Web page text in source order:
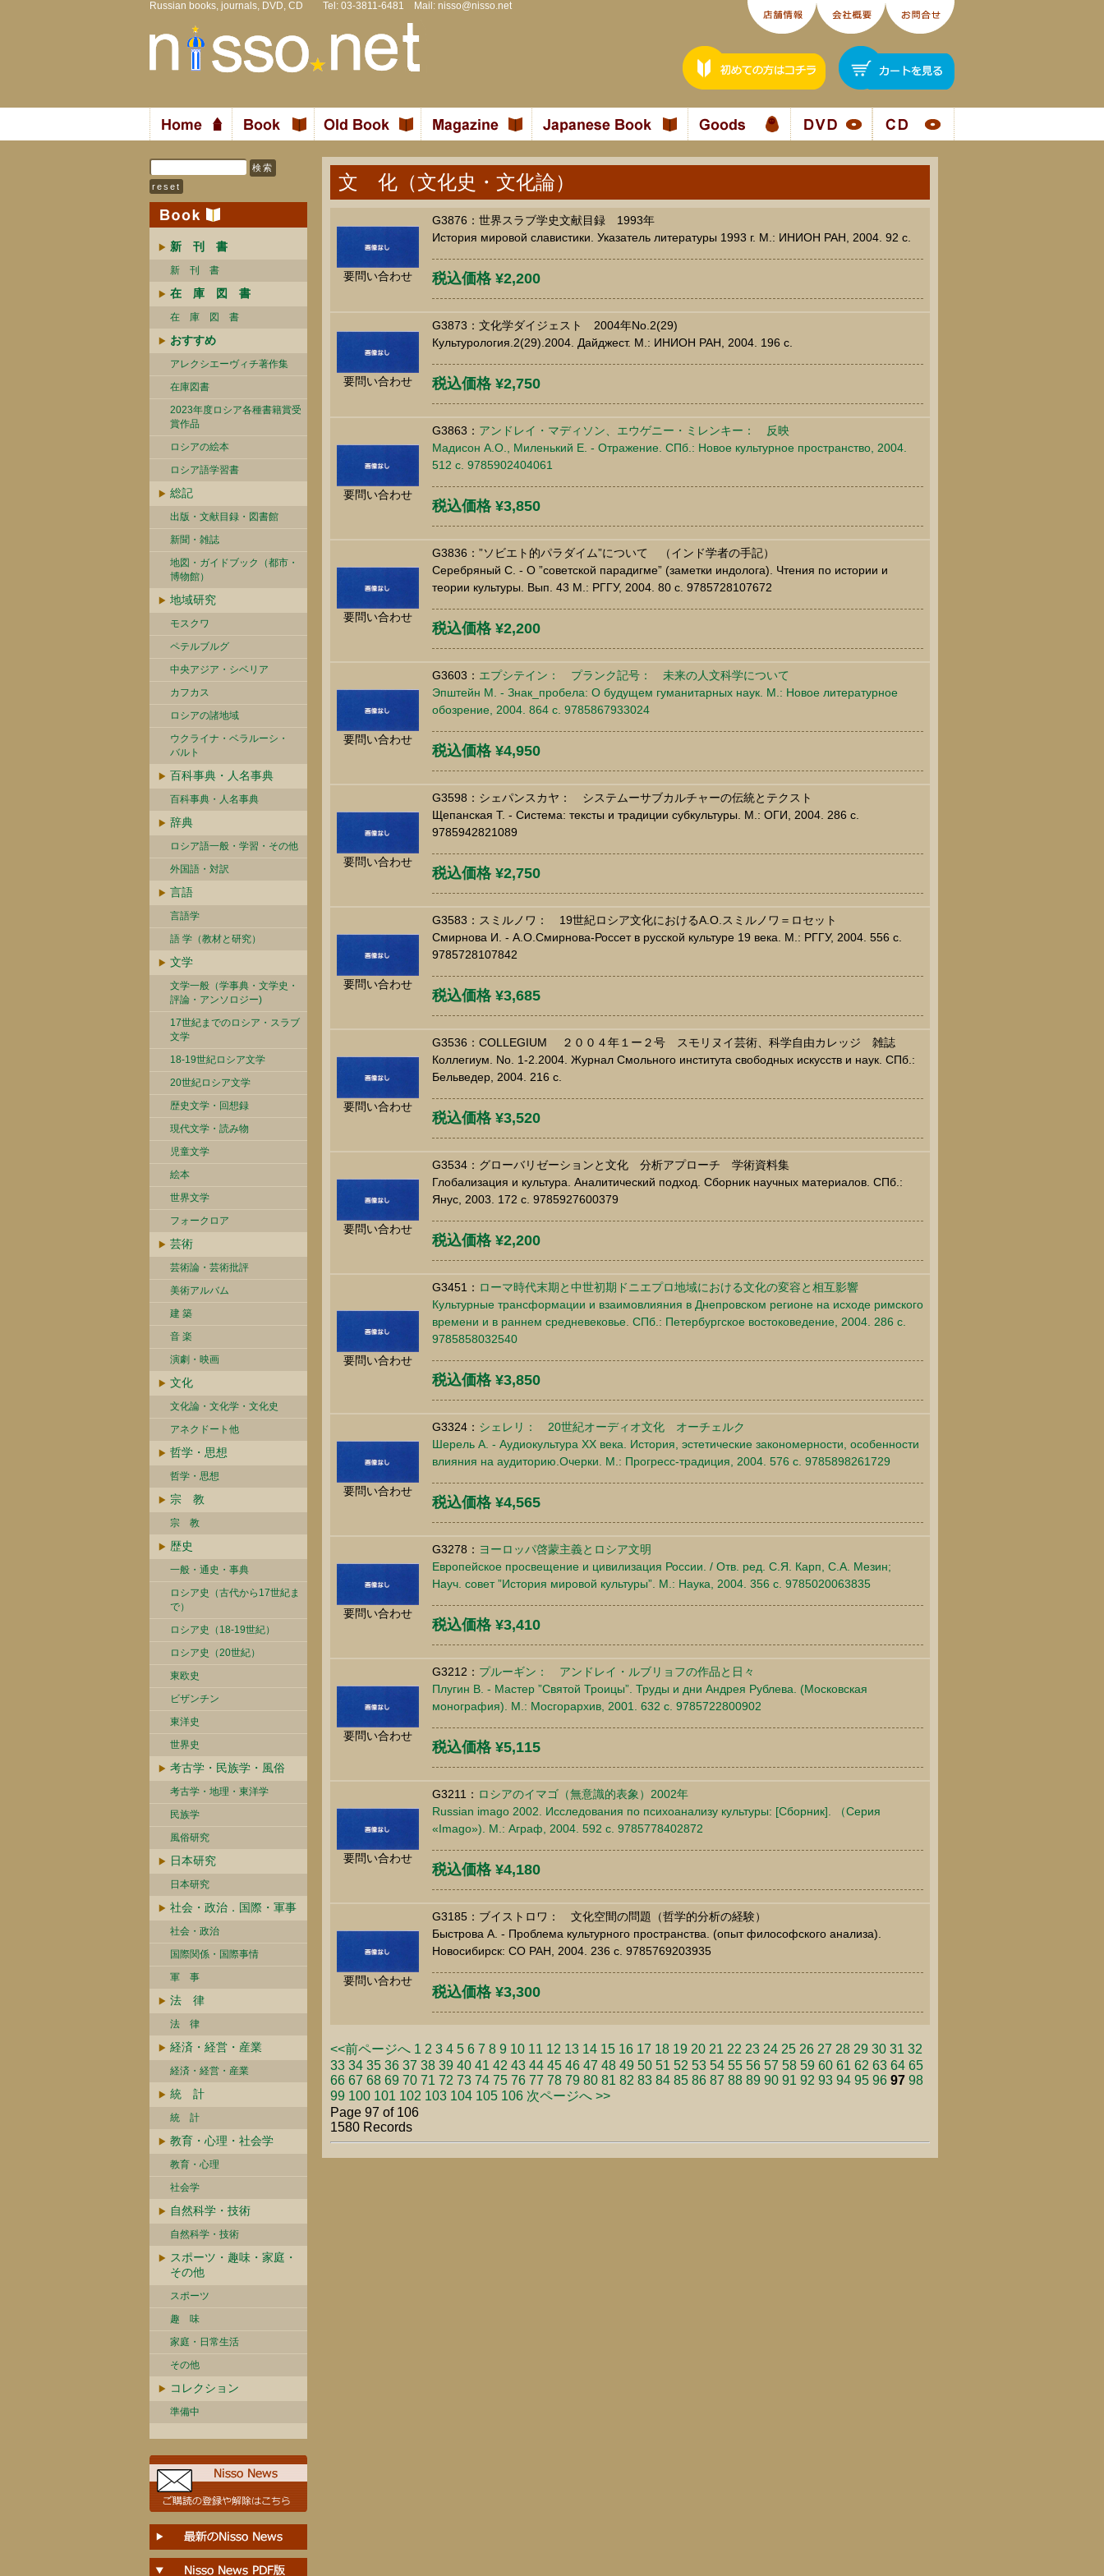
Russian books, journals, DVD, CD Tel: 03-3811-6481 Mail: nisso@nisso.net
新 刊 書
新 刊 書
在 庫 図 書
在 庫 図 書
おすすめ
アレクシエーヴィチ著作集
在庫図書
2023年度ロシア各種書籍賞受
賞作品
ロシアの絵本
ロシア語学習書
総記
出版・文献目録・図書館
新聞・雑誌
地図・ガイドブック（都市・
博物館）
地域研究
モスクワ
ペテルブルグ
中央アジア・シベリア
カフカス
ロシアの諸地域
ウクライナ・ベラルーシ・
バルト
百科事典・人名事典
百科事典・人名事典
辞典
ロシア語一般・学習・その他
外国語・対訳
言語
言語学
語 学（教材と研究）
文学
文学一般（学事典・文学史・
評論・アンソロジー)
17世紀までのロシア・スラブ
文学
18-19世紀ロシア文学
20世紀ロシア文学
歴史文学・回想録
現代文学・読み物
児童文学
絵本
世界文学
フォークロア
芸術
芸術論・芸術批評
美術アルバム
建 築
音 楽
演劇・映画
文化
文化論・文化学・文化史
アネクドート他
哲学・思想
哲学・思想
宗 教
宗 教
歴史
一般・通史・事典
ロシア史（古代から17世紀ま
で）
ロシア史（18-19世紀）
ロシア史（20世紀）
東欧史
ビザンチン
東洋史
世界史
考古学・民族学・風俗
考古学・地理・東洋学
民族学
風俗研究
日本研究
日本研究
社会・政治．国際・軍事
社会・政治
国際関係・国際事情
軍 事
法 律
法 律
経済・経営・産業
経済・経営・産業
統 計
統 計
教育・心理・社会学
教育・心理
社会学
自然科学・技術
自然科学・技術
スポーツ・趣味・家庭・
その他
スポーツ
趣 味
家庭・日常生活
その他
コレクション
準備中
文 化（文化史・文化論）
要問い合わせ
G3876：世界スラブ学史文献目録 1993年
История мировой славистики. Указатель литературы 1993 г. М.: ИНИОН РАН, 2004. 92 c.
税込価格 ¥2,200
要問い合わせ
G3873：文化学ダイジェスト 2004年No.2(29)
Культурология.2(29).2004. Дайджест. М.: ИНИОН РАН, 2004. 196 c.
税込価格 ¥2,750
要問い合わせ
G3863： アンドレイ・マディソン、エウゲニー・ミレンキー： 反映
Мадисон А.О., Миленький Е. - Отражение. СПб.: Новое культурное пространство, 2004.
512 c. 9785902404061
税込価格 ¥3,850
要問い合わせ
G3836：”ソビエト的パラダイム”について （インド学者の手記）
Серебряный С. - О ”советской парадигме” (заметки индолога). Чтения по истории и
теории культуры. Вып. 43 М.: РГГУ, 2004. 80 c. 9785728107672
税込価格 ¥2,200
要問い合わせ
G3603： エプシテイン： プランク記号： 未来の人文科学について
Эпштейн М. - Знак_пробела: О будущем гуманитарных наук. М.: Новое литературное
обозрение, 2004. 864 c. 9785867933024
税込価格 ¥4,950
要問い合わせ
G3598：シェパンスカヤ： システムーサブカルチャーの伝統とテクスト
Щепанская Т. - Система: тексты и традиции субкультуры. М.: ОГИ, 2004. 286 c.
9785942821089
税込価格 ¥2,750
要問い合わせ
G3583：スミルノワ： 19世紀ロシア文化におけるA.O.スミルノワ＝ロセット
Смирнова И. - А.О.Смирнова-Россет в русской культуре 19 века. М.: РГГУ, 2004. 556 c.
9785728107842
税込価格 ¥3,685
要問い合わせ
G3536：COLLEGIUM ２００４年１ー２号 スモリヌイ芸術、科学自由カレッジ 雑誌
Коллегиум. No. 1-2.2004. Журнал Смольного института свободных искусств и наук. СПб.:
Бельведер, 2004. 216 c.
税込価格 ¥3,520
要問い合わせ
G3534：グローバリゼーションと文化 分析アプローチ 学術資料集
Глобализация и культура. Аналитический подход. Сборник научных материалов. СПб.:
Янус, 2003. 172 c. 9785927600379
税込価格 ¥2,200
要問い合わせ
G3451： ローマ時代末期と中世初期ドニエプロ地域における文化の変容と相互影響
Культурные трансформации и взаимовлияния в Днепровском регионе на исходе римского
времени и в раннем средневековье. СПб.: Петербургское востоковедение, 2004. 286 c.
9785858032540
税込価格 ¥3,850
要問い合わせ
G3324： シェレリ： 20世紀オーディオ文化 オーチェルク
Шерель А. - Аудиокультура ХХ века. История, эстетические закономерности, особенности
влияния на аудиторию.Очерки. М.: Прогресс-традиция, 2004. 576 c. 9785898261729
税込価格 ¥4,565
要問い合わせ
G3278： ヨーロッパ啓蒙主義とロシア文明
Европейское просвещение и цивилизация России. / Отв. ред. С.Я. Карп, С.А. Мезин;
Науч. совет ”История мировой культуры”. М.: Наука, 2004. 356 c. 9785020063835
税込価格 ¥3,410
要問い合わせ
G3212： プルーギン： アンドレイ・ルブリョフの作品と日々
Плугин В. - Мастер ”Святой Троицы”. Труды и дни Андрея Рублева. (Московская
монография). М.: Мосгорархив, 2001. 632 c. 9785722800902
税込価格 ¥5,115
要問い合わせ
G3211： ロシアのイマゴ（無意識的表象）2002年
Russian imago 2002. Исследования по психоанализу культуры: [Сборник]. （Серия
«Imago»). М.: Аграф, 2004. 592 c. 9785778402872
税込価格 ¥4,180
要問い合わせ
G3185：ブイストロワ： 文化空間の問題（哲学的分析の経験）
Быстрова А. - Проблема культурного пространства. (опыт философского анализа).
Новосибирск: СО РАН, 2004. 236 c. 9785769203935
税込価格 ¥3,300
<<前ページへ 1 2 3 4 5 6 7 8 9 10 11 12 13 14 15 16 17 18 19 20 21 22 23 24 25 26 27 28 29 30 31 32
33 34 35 36 37 38 39 40 41 42 43 44 45 46 47 48 49 50 51 52 53 54 55 56 57 58 59 60 61 62 63 64 65
66 67 68 69 70 71 72 73 74 75 76 77 78 79 80 81 82 83 84 85 86 87 88 89 90 91 92 93 94 95 96 97 98
99 100 101 102 103 104 105 106 次ページへ >>
Page 97 of 106
1580 Records